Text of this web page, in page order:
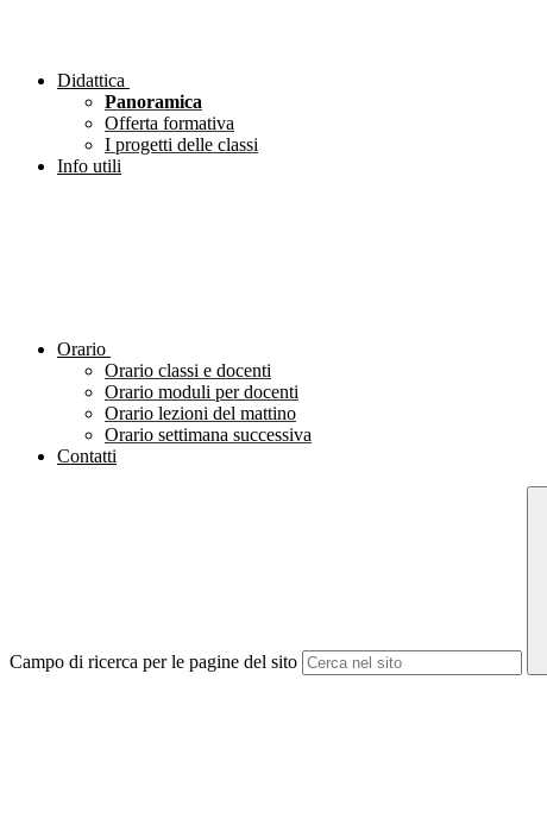
Didattica
Panoramica
Offerta formativa
I progetti delle classi
Info utili
Orario
Orario classi e docenti
Orario moduli per docenti
Orario lezioni del mattino
Orario settimana successiva
Contatti
Campo di ricerca per le pagine del sito